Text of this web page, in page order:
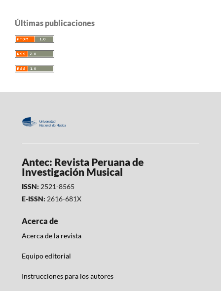
Últimas publicaciones
Antec: Revista Peruana de
Investigación Musical
ISSN: 2521-8565
E-ISSN: 2616-681X
Acerca de
Acerca de la revista
Equipo editorial
Instrucciones para los autores